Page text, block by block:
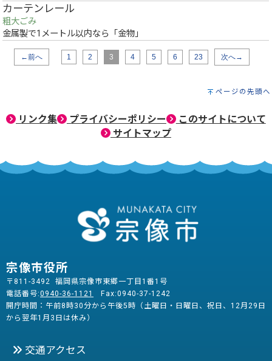
カーテンレール
粗大ごみ
金属製で1メートル以内なら「金物」
←前へ 1 2 3 4 5 6 23 次へ→
ページの先頭へ
リンク集 プライバシーポリシー
このサイトについて
サイトマップ
宗像市役所
〒811-3492 福岡県宗像市東郷一丁目1番1号
電話番号:0940-36-1121
Fax:0940-37-1242
開庁時間：午前8時30分から午後5時（土曜日・日曜日、祝日、12月29日
から翌年1月3日は休み）
交通アクセス